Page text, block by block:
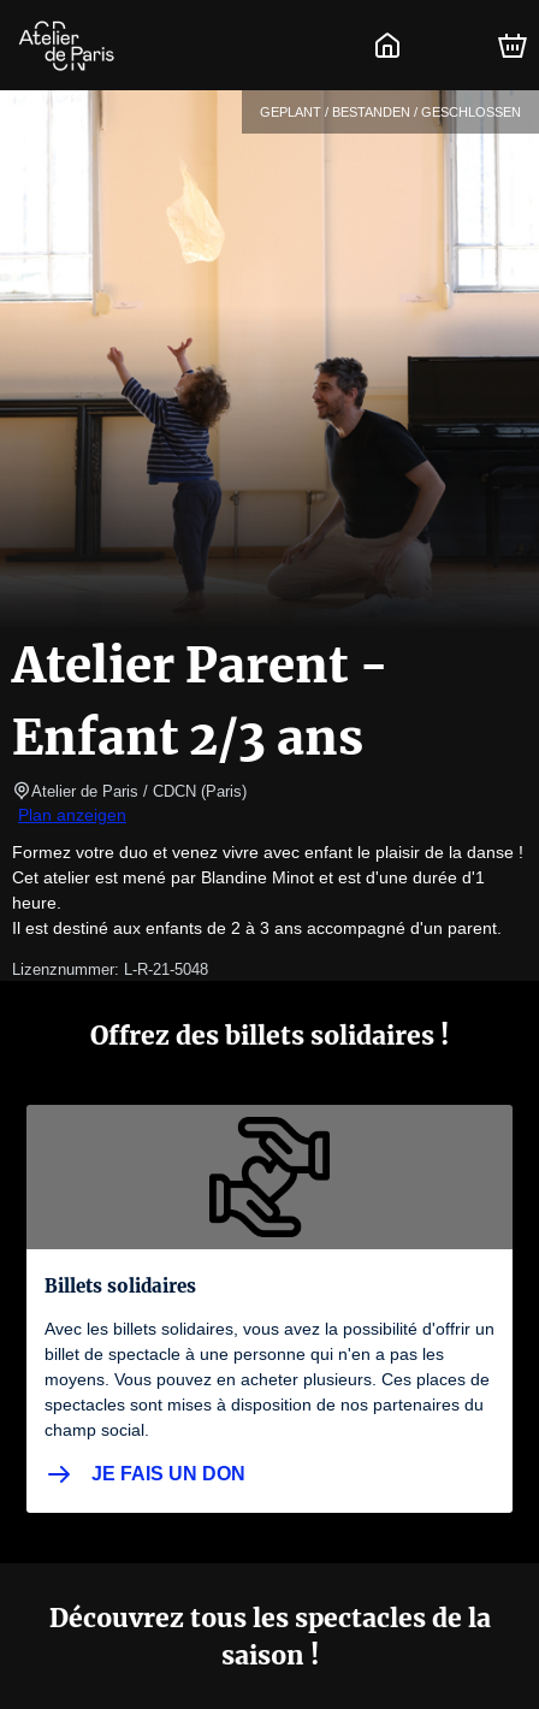
GEPLANT / BESTANDEN / GESCHLOSSEN
Atelier Parent -
Enfant 2/3 ans
Atelier de Paris / CDCN (Paris)
Plan anzeigen
Formez votre duo et venez vivre avec enfant le plaisir de la danse !
Cet atelier est mené par Blandine Minot et est d'une durée d'1
heure.
Il est destiné aux enfants de 2 à 3 ans accompagné d'un parent.
Lizenznummer: L-R-21-5048
Offrez des billets solidaires !
Billets solidaires
Avec les billets solidaires, vous avez la possibilité d'offrir un
billet de spectacle à une personne qui n'en a pas les
moyens. Vous pouvez en acheter plusieurs. Ces places de
spectacles sont mises à disposition de nos partenaires du
champ social.
JE FAIS UN DON
Découvrez tous les spectacles de la
saison !